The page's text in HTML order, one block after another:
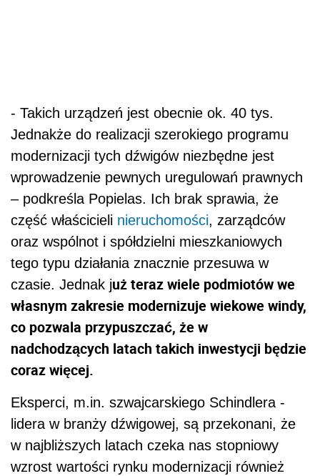
- Takich urządzeń jest obecnie ok. 40 tys.
Jednakże do realizacji szerokiego programu
modernizacji tych dźwigów niezbędne jest
wprowadzenie pewnych uregulowań prawnych
– podkreśla Popielas. Ich brak sprawia, że
część właścicieli nieruchomości, zarządców
oraz wspólnot i spółdzielni mieszkaniowych
tego typu działania znacznie przesuwa w
czasie. Jednak już teraz wiele podmiotów we
własnym zakresie modernizuje wiekowe windy,
co pozwala przypuszczać, że w
nadchodzących latach takich inwestycji będzie
coraz więcej.
Eksperci, m.in. szwajcarskiego Schindlera -
lidera w branży dźwigowej, są przekonani, że
w najbliższych latach czeka nas stopniowy
wzrost wartości rynku modernizacji również